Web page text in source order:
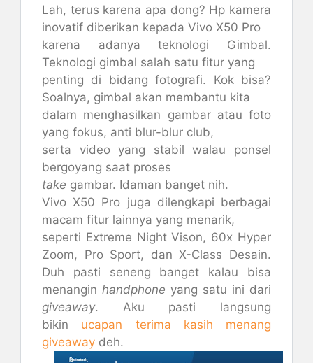
Lah, terus karena apa dong? Hp kamera
inovatif diberikan kepada Vivo X50 Pro
karena adanya teknologi Gimbal.
Teknologi gimbal salah satu fitur yang
penting di bidang fotografi. Kok bisa?
Soalnya, gimbal akan membantu kita
dalam menghasilkan gambar atau foto
yang fokus, anti blur-blur club,
serta video yang stabil walau ponsel
bergoyang saat proses
take gambar. Idaman banget nih.
Vivo X50 Pro juga dilengkapi berbagai
macam fitur lainnya yang menarik,
seperti Extreme Night Vison, 60x Hyper
Zoom, Pro Sport, dan X-Class Desain.
Duh pasti seneng banget kalau bisa
menangin handphone yang satu ini dari
giveaway. Aku pasti langsung
bikin ucapan terima kasih menang
giveaway deh.